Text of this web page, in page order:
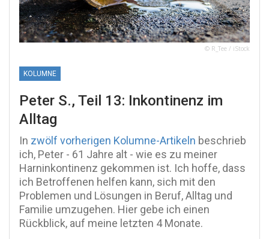
© R_Tee / iStock
KOLUMNE
Peter S., Teil 13: Inkontinenz im
Alltag
In zwölf vorherigen Kolumne-Artikeln beschrieb
ich, Peter - 61 Jahre alt - wie es zu meiner
Harninkontinenz gekommen ist. Ich hoffe, dass
ich Betroffenen helfen kann, sich mit den
Problemen und Lösungen in Beruf, Alltag und
Familie umzugehen. Hier gebe ich einen
Rückblick, auf meine letzten 4 Monate.